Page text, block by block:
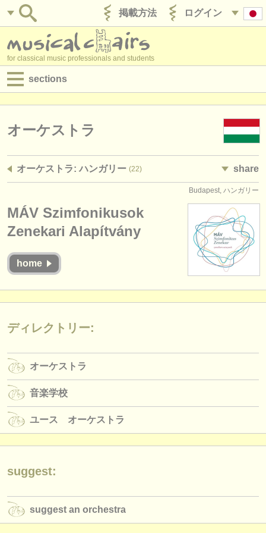
ログイン
掲載方法
for classical music professionals and students
sections
求人情報 (演奏関係の職)
求人情報 (管理者関連の職)
講習会
コンクール
盗まれた楽器
ディレクトリー:
音楽学校
ユース オーケストラ
musicalchairs:
お問い合わせ
クラシック音楽ニュース
オーケストラ
オーケストラ: ハンガリー (22) share
Budapest, ハンガリー
MÁV Szimfonikusok
Zenekari Alapítvány
home
ディレクトリー:
オーケストラ
音楽学校
ユース オーケストラ
suggest:
suggest an orchestra